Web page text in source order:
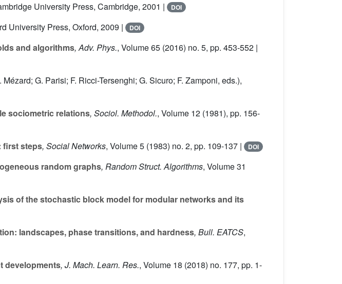
University Press, Cambridge, 2001 | DOI
University Press, Oxford, 2009 | DOI
and algorithms, Adv. Phys., Volume 65 (2016) no. 5, pp. 453-552 |
G. Parisi; F. Ricci-Tersenghi; G. Sicuro; F. Zamponi, eds.),
sociometric relations, Sociol. Methodol., Volume 12 (1981), pp. 156-
first steps, Social Networks, Volume 5 (1983) no. 2, pp. 109-137 | DOI
random graphs, Random Struct. Algorithms, Volume 31
of the stochastic block model for modular networks and its
landscapes, phase transitions, and hardness, Bull. EATCS,
developments, J. Mach. Learn. Res., Volume 18 (2018) no. 177, pp. 1-